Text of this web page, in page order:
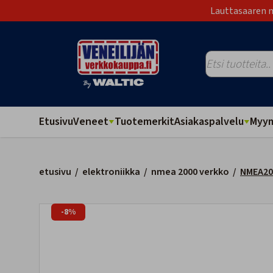
Lauttasaaren
EtusivuVeneet TuotemerkitAsiakaspalvelu
etusivu / elektroniikka / nmea 2000 verkko /
-8%